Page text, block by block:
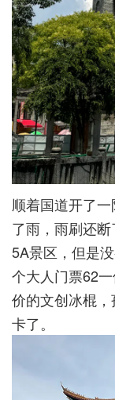
顺着国道开了
了雨，雨刷还
5A景区，但是
个大人门票62
价的文创冰棍
卡了。